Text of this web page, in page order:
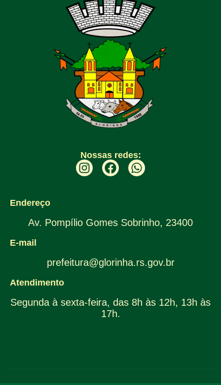
Nossas redes:
Endereço
Av. Pompílio Gomes Sobrinho, 23400
E-mail
prefeitura@glorinha.rs.gov.br
Atendimento
Segunda à sexta-feira, das 8h às 12h, 13h às
17h.